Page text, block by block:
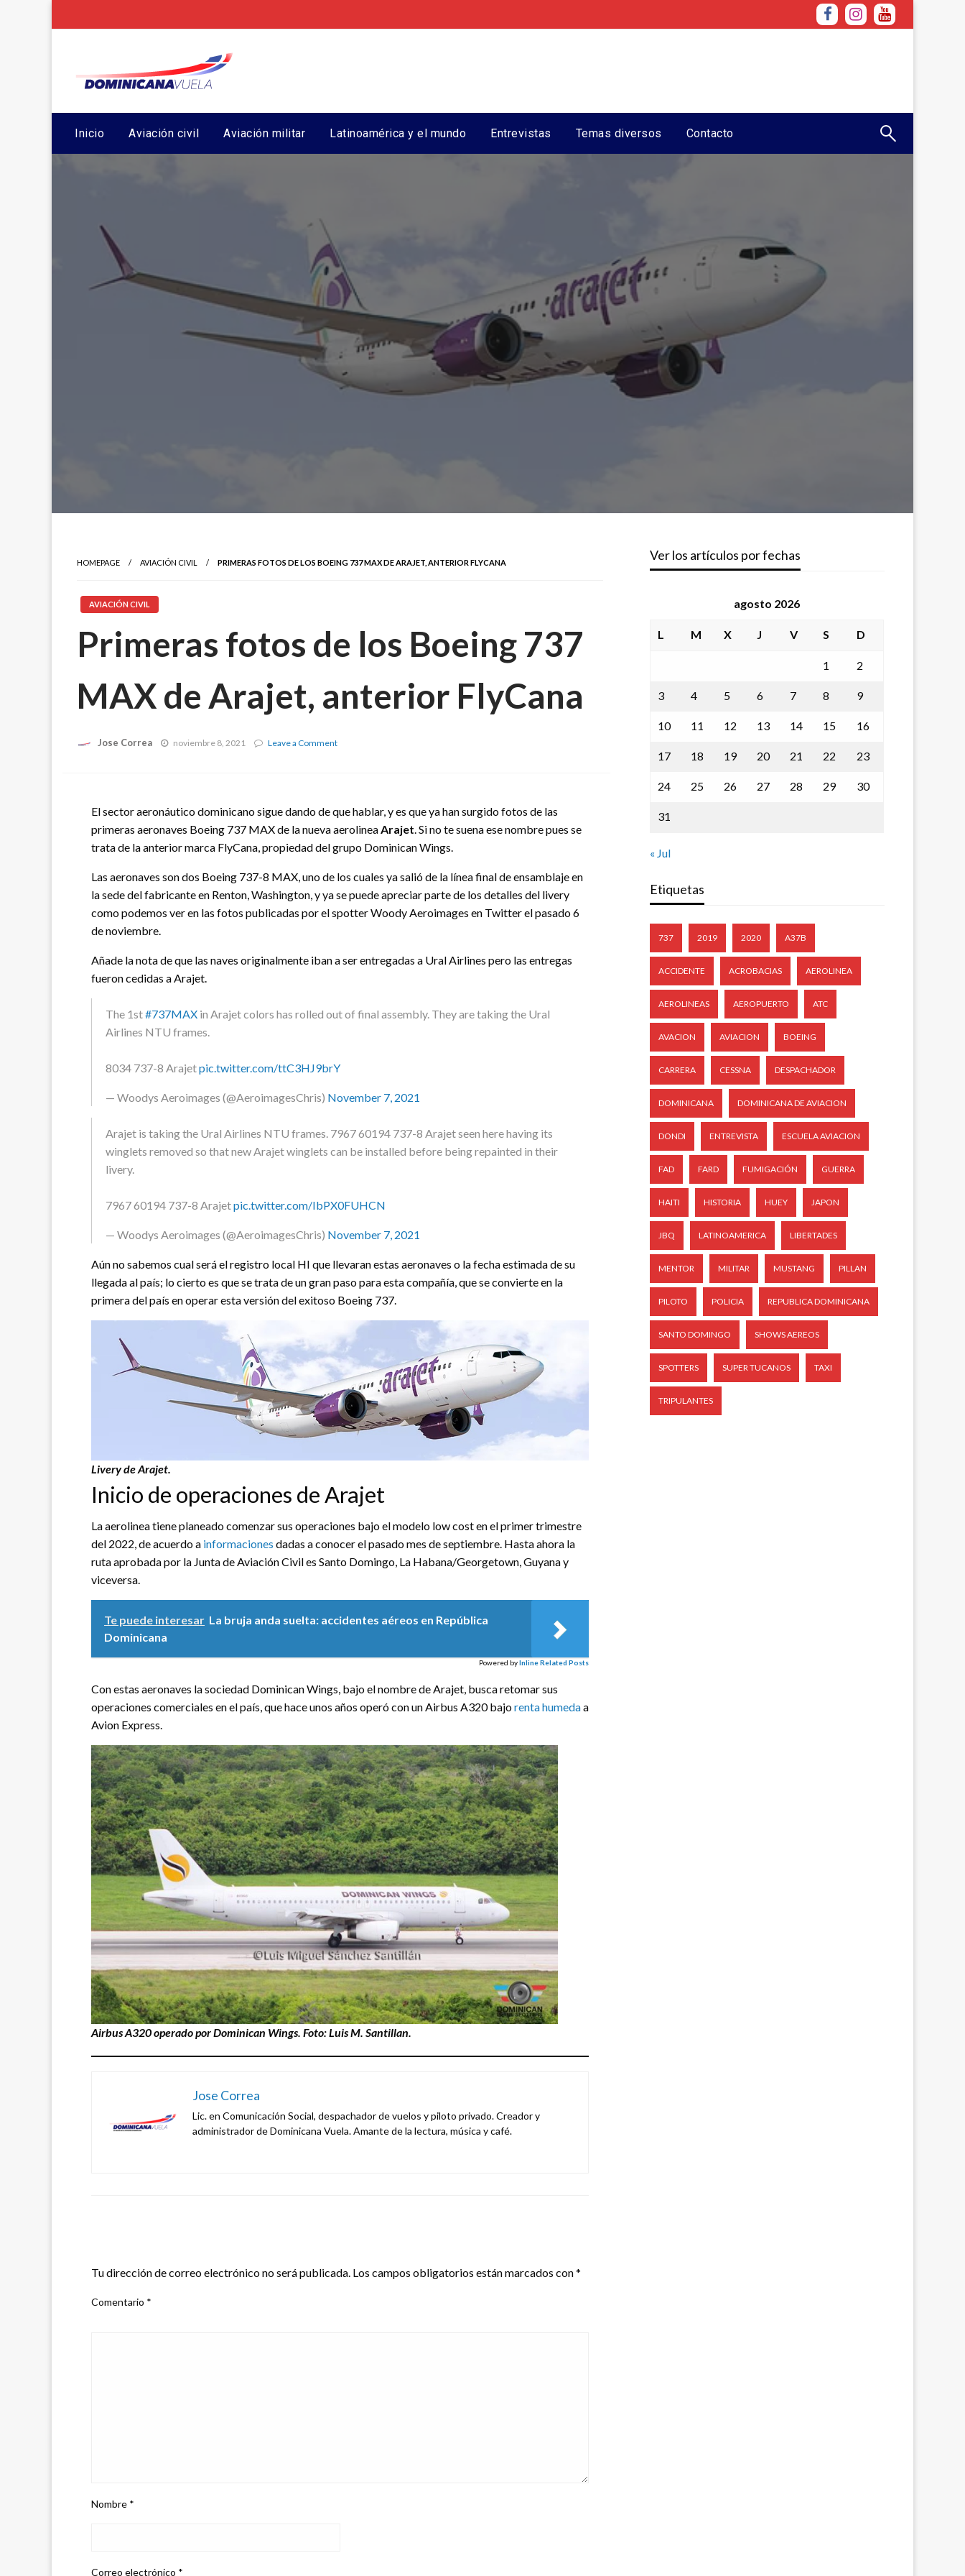
Inicio Aviación civil Aviación militar Latinoamérica y el mundo Entrevistas Temas diversos Contacto
HOMEPAGE AVIACIÓN CIVIL PRIMERAS FOTOS DE LOS BOEING 737 MAX DE ARAJET, ANTERIOR FLYCANA
AVIACIÓN CIVIL
Primeras fotos de los Boeing 737
MAX de Arajet, anterior FlyCana
Jose Correa noviembre 8, 2021 Leave a Commenton
Boeing
737
MAX
de
anterior
FlyCana
El sector aeronáutico dominicano sigue dando de que hablar, y es que ya han surgido fotos de las
primeras aeronaves Boeing 737 MAX de la nueva aerolineaArajet. Si no te suena ese nombre pues se
trata de la anterior marca FlyCana, propiedad del grupo Dominican Wings.
Las aeronaves son dos Boeing 737-8 MAX, uno de los cuales ya salió de la línea final de ensamblaje en
la sede del fabricante en Renton, Washington, y ya se puede apreciar parte de los detalles del livery
como podemos ver en las fotos publicadas por el spotter Woody Aeroimages en Twitter el pasado 6
de noviembre.
Añade la nota de que las naves originalmente iban a ser entregadas a Ural Airlines pero las entregas
fueron cedidas a Arajet.
The 1st#737MAX in Arajet colors has rolled out of final assembly. They are taking the Ural
Airlines NTU frames.
8034 737-8 Arajetpic.twitter.com/ttC3HJ9brY
— Woodys Aeroimages (@AeroimagesChris) November 7, 2021
Arajet is taking the Ural Airlines NTU frames. 7967 60194 737-8 Arajet seen here having its
winglets removed so that new Arajet winglets can be installed before being repainted in their
livery.
7967 60194 737-8 Arajetpic.twitter.com/IbPX0FUHCN
— Woodys Aeroimages (@AeroimagesChris) November 7, 2021
Aún no sabemos cual será el registro local HI que llevaran estas aeronaves o la fecha estimada de su
llegada al país; lo cierto es que se trata de un gran paso para esta compañía, que se convierte en la
primera del país en operar esta versión del exitoso Boeing 737.
Livery de Arajet.
Inicio de operaciones de Arajet
La aerolinea tiene planeado comenzar sus operaciones bajo el modelo low cost en el primer trimestre
del 2022, de acuerdo a informaciones dadas a conocer el pasado mes de septiembre. Hasta ahora la
ruta aprobada por la Junta de Aviación Civil es Santo Domingo, La Habana/Georgetown, Guyana y
viceversa.
Te puede interesar La bruja anda suelta: accidentes aéreos en República
Dominicana
Powered byInline Related Posts
Con estas aeronaves la sociedad Dominican Wings, bajo el nombre de Arajet, busca retomar sus
operaciones comerciales en el país, que hace unos años operó con un Airbus A320 bajorenta humedaa
Avion Express.
Airbus A320 operado por Dominican Wings. Foto: Luis M. Santillan.
Jose Correa
Lic. en Comunicación Social, despachador de vuelos y piloto privado. Creador y
administrador de Dominicana Vuela. Amante de la lectura, música y café.
Tu dirección de correo electrónico no será publicada. Los campos obligatorios están marcados con*
Comentario *
Nombre *
Correo electrónico *
Ver los artículos por fechas
agosto 2026
L M X J V S D
1 2
3 4 5 6 7 8 9
10 11 12 13 14 15 16
17 18 19 20 21 22 23
24 25 26 27 28 29 30
31
« Jul
Etiquetas
737 2019 2020 A37B
ACCIDENTE ACROBACIAS AEROLINEA
AEROLINEAS AEROPUERTO ATC
AVACION AVIACION BOEING
CARRERA CESSNA DESPACHADOR
DOMINICANA DOMINICANA DE AVIACION
DONDI ENTREVISTA ESCUELA AVIACION
FAD FARD FUMIGACIÓN GUERRA
HAITI HISTORIA HUEY JAPON
JBQ LATINOAMERICA LIBERTADES
MENTOR MILITAR MUSTANG PILLAN
PILOTO POLICIA REPUBLICA DOMINICANA
SANTO DOMINGO SHOWS AEREOS
SPOTTERS SUPER TUCANOS TAXI
TRIPULANTES